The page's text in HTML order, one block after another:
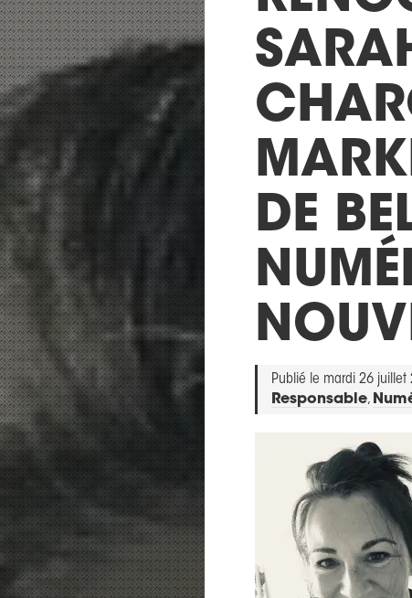
DE
Publié le mardi 26 juillet
Responsable,